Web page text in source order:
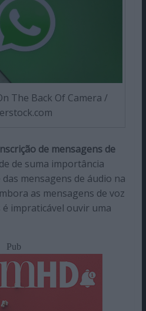
The Back Of Camera /
de mensagens de
de suma importância
mensagens de áudio na
as mensagens de voz
impraticável ouvir uma
Pub